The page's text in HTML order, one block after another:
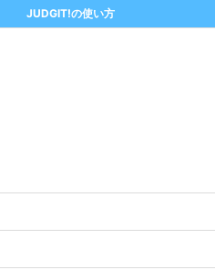
JUDGIT!の使い方